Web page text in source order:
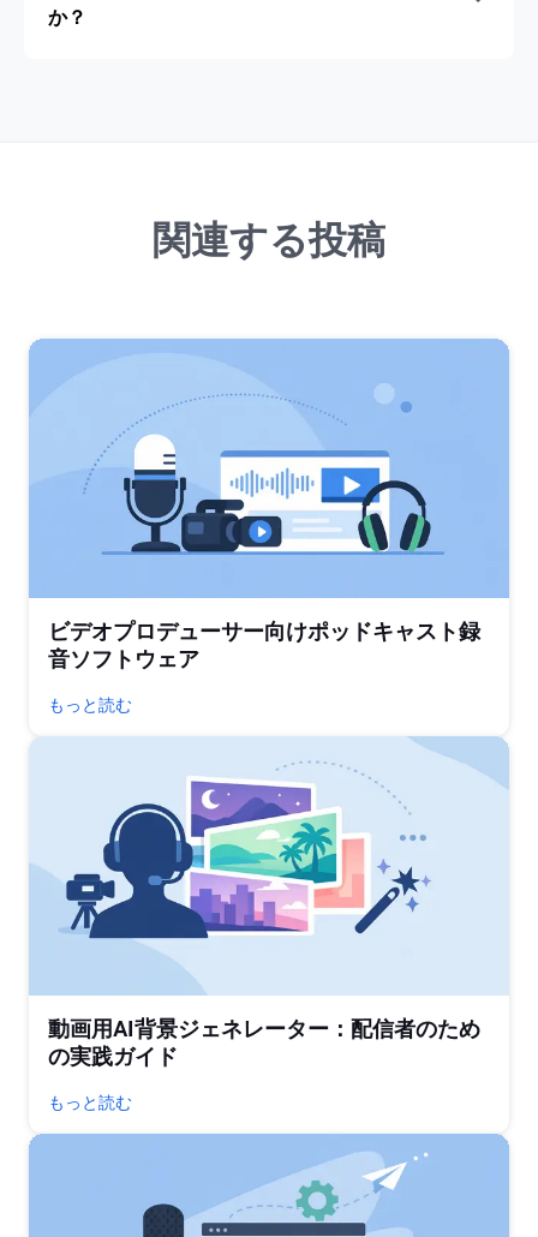
か？
関連する投稿
ビデオプロデューサー向けポッドキャスト録
音ソフトウェア
もっと読む
動画用AI背景ジェネレーター：配信者のため
の実践ガイド
もっと読む